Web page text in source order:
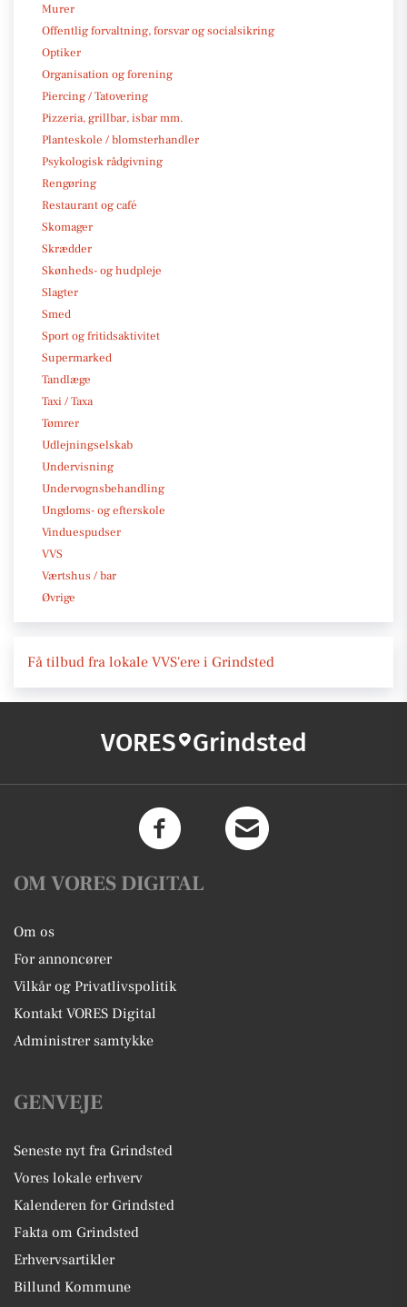
Murer
Offentlig forvaltning, forsvar og socialsikring
Optiker
Organisation og forening
Piercing / Tatovering
Pizzeria, grillbar, isbar mm.
Planteskole / blomsterhandler
Psykologisk rådgivning
Rengøring
Restaurant og café
Skomager
Skrædder
Skønheds- og hudpleje
Slagter
Smed
Sport og fritidsaktivitet
Supermarked
Tandlæge
Taxi / Taxa
Tømrer
Udlejningselskab
Undervisning
Undervognsbehandling
Ungdoms- og efterskole
Vinduespudser
VVS
Værtshus / bar
Øvrige
Få tilbud fra lokale VVS'ere i Grindsted
VORES Grindsted
OM VORES DIGITAL
Om os
For annoncører
Vilkår og Privatlivspolitik
Kontakt VORES Digital
Administrer samtykke
GENVEJE
Seneste nyt fra Grindsted
Vores lokale erhverv
Kalenderen for Grindsted
Fakta om Grindsted
Erhvervsartikler
Billund Kommune